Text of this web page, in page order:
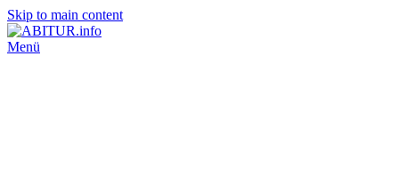
Skip to main content
Menü